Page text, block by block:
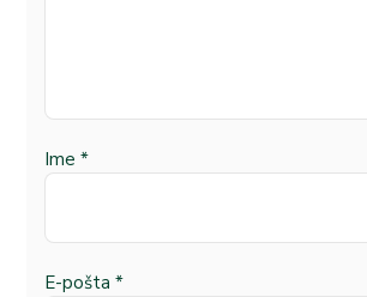
Ime *
E-pošta *